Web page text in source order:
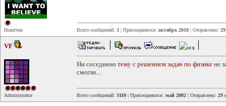
Новичок Всего сообщений: 3 | Присоединился: октябрь 2010 | Отправлено:
VF
Administrator
Ни соседнюю тему с решением задач по физике не
смогли...
Всего сообщений: 3110 | Присоединился: май 2002 | Отправлено: 29